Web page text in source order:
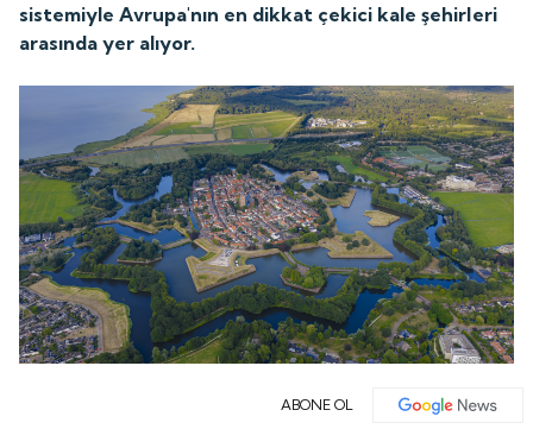
sistemiyle Avrupa'nın en dikkat çekici kale şehirleri
arasında yer alıyor.
ABONE OL